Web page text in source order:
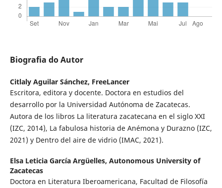
Biografia do Autor
Citlaly Aguilar Sánchez, FreeLancer
Escritora, editora y docente. Doctora en estudios del
desarrollo por la Universidad Autónoma de Zacatecas.
Autora de los libros La literatura zacatecana en el siglo XXI
(IZC, 2014), La fabulosa historia de Anémona y Durazno (IZC,
2021) y Dentro del aire de vidrio (IMAC, 2021).
Elsa Leticia García Argüelles, Autonomous University of
Zacatecas
Doctora en Literatura Iberoamericana, Facultad de Filosofía